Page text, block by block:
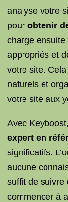
analyse votre
pour obtenir
charge ensuite
appropriés et
votre site.
naturels et
votre site aux
Avec
expert en
significatifs.
aucune
suffit de suivre
commencer à